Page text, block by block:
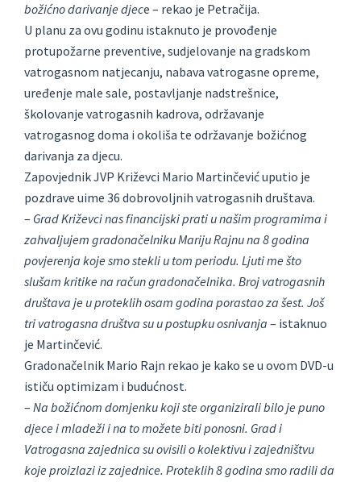
božićno darivanje djece – rekao je Petračija.
U planu za ovu godinu istaknuto je provođenje
protupožarne preventive, sudjelovanje na gradskom
vatrogasnom natjecanju, nabava vatrogasne opreme,
uređenje male sale, postavljanje nadstrešnice,
školovanje vatrogasnih kadrova, održavanje
vatrogasnog doma i okoliša te održavanje božićnog
darivanja za djecu.
Zapovjednik JVP Križevci Mario Martinčević uputio je
pozdrave uime 36 dobrovoljnih vatrogasnih društava.
– Grad Križevci nas financijski prati u našim programima i
zahvaljujem gradonačelniku Mariju Rajnu na 8 godina
povjerenja koje smo stekli u tom periodu. Ljuti me što
slušam kritike na račun gradonačelnika. Broj vatrogasnih
društava je u proteklih osam godina porastao za šest. Još
tri vatrogasna društva su u postupku osnivanja – istaknuo
je Martinčević.
Gradonačelnik Mario Rajn rekao je kako se u ovom DVD-u
ističu optimizam i budućnost.
– Na božićnom domjenku koji ste organizirali bilo je puno
djece i mladeži i na to možete biti ponosni. Grad i
Vatrogasna zajednica su ovisili o kolektivu i zajedništvu
koje proizlazi iz zajednice. Proteklih 8 godina smo radili da